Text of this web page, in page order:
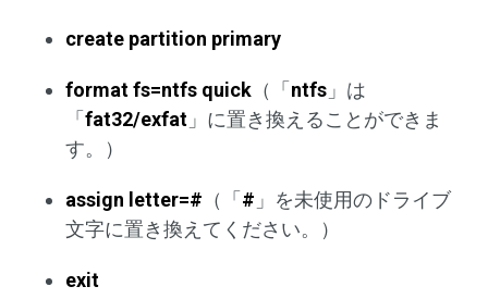
create partition primary
format fs=ntfs quick （「ntfs 」は
「fat32/exfat 」に置き換えることができま
す。）
assign letter=# （「# 」を未使用のドライブ
文字に置き換えてください。）
exit